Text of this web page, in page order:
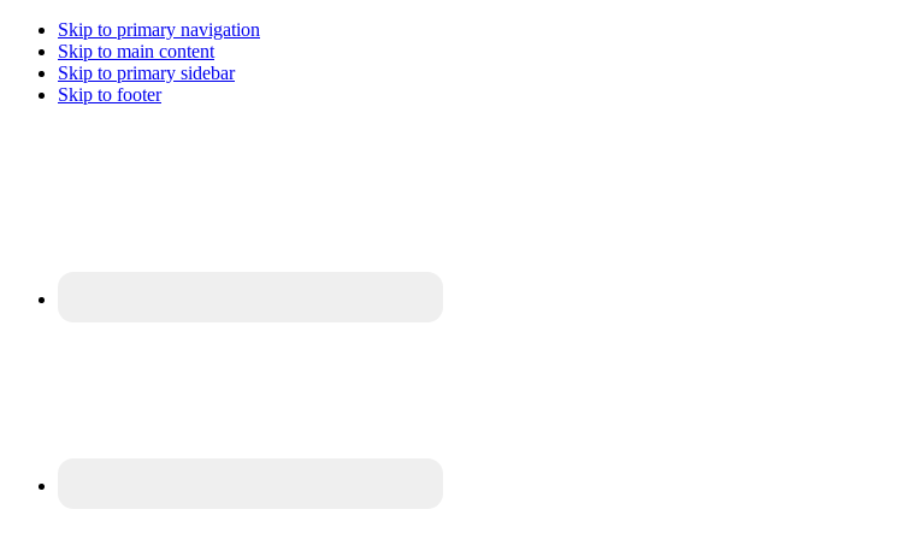
Skip to primary navigation
Skip to main content
Skip to primary sidebar
Skip to footer